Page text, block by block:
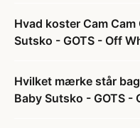
Hvad koster Cam
Sutsko - GOTS - Off
Hvilket mærke står
Baby Sutsko - GOTS -